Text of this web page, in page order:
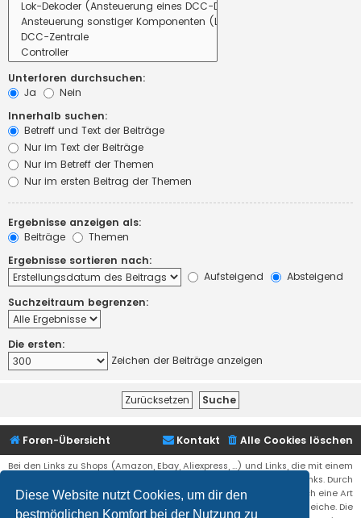
Diese Website nutzt Cookies, um dir den
bestmöglichen Komfort bei der Nutzung zu
Unterforen durchsuchen:
Ja
Nein
Innerhalb suchen:
Betreff und Text der Beiträge
Nur im Text der Beiträge
Nur im Betreff der Themen
Nur im ersten Beitrag der Themen
Ergebnisse anzeigen als:
Beiträge
Themen
Ergebnisse sortieren nach:
Aufsteigend
Absteigend
Suchzeitraum begrenzen:
Die ersten:
Zeichen der Beiträge anzeigen
Foren-Übersicht Alle Cookies löschen
Kontakt
Bei den Links zu Shops (Amazon, Ebay, Aliexpress, ...) und Links, die mit einem
Stern (*) markiert sind, kann es sich um sogenannte Affiliate Links. Durch
den Kauf eines Produktes über einen Affiliate Link erhälte ich eine Art
Umsatzbeteiligung gutgeschrieben. Für euch bleibt der Preis der gleiche. Die